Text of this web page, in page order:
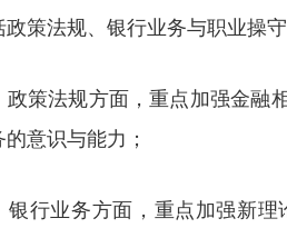
政策法规、银行业务与职业操守
政策法规方面，重点加强金
的意识与能力；
银行业务方面，重点加强新